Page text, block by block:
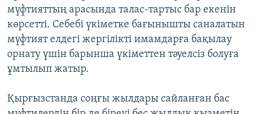
мүфтияттың арасында талас-тартыс бар екенін
көрсетті. Себебі үкіметке бағынышты саналатын
мүфтият елдегі жергілікті имамдарға бақылау
орнату үшін барынша үкіметтен тәуелсіз болуға
ұмтылып жатыр.
Қырғызстанда соңғы жылдары сайланған бас